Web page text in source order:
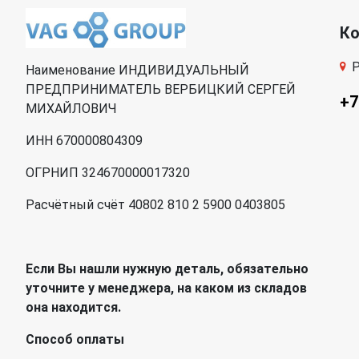
Наименование ИНДИВИДУАЛЬНЫЙ
ПРЕДПРИНИМАТЕЛЬ ВЕРБИЦКИЙ СЕРГЕЙ
МИХАЙЛОВИЧ
ИНН 670000804309
ОГРНИП 324670000017320
Расчётный счёт 40802 810 2 5900 0403805
Если Вы нашли нужную деталь, обязательно
уточните у менеджера, на каком из складов
она находится.
Способ оплаты